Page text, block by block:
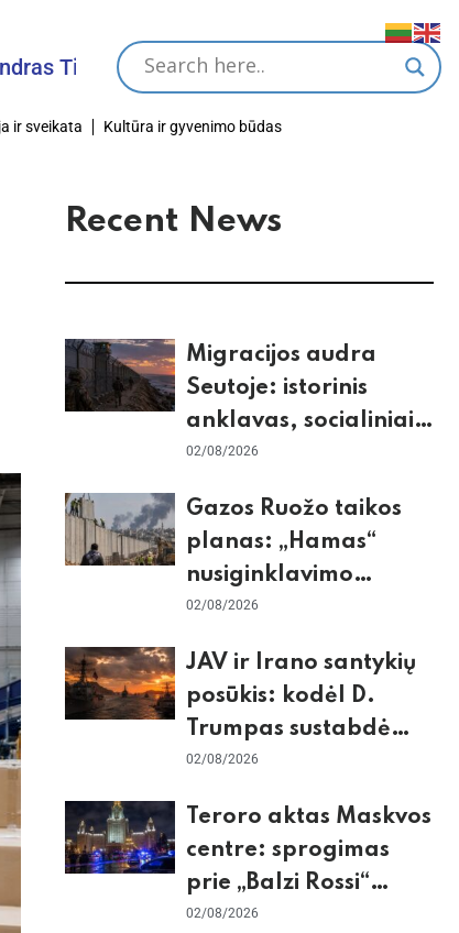
ir sveikata Kultūra ir gyvenimo būdas
Recent News
Migracijos audra
Seutoje: istorinis
anklavas, socialiniai
tinklai ir ES skilimas
02/08/2026
Gazos Ruožo taikos
planas: „Hamas“
nusiginklavimo
sąlygos, Izraelio
nerimas dėl sienos
02/08/2026
JAV ir Irano santykių
posūkis: kodėl D.
Trumpas sustabdė
smūgius ir kuo
ekonomika
02/08/2026
Teroro aktas Maskvos
centre: sprogimas
prie „Balzi Rossi“
restorano,
02/08/2026